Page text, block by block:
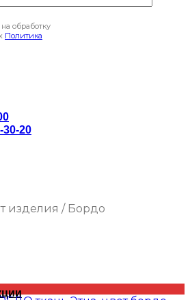
обработку
Политика
30-20
изделия / Бордо